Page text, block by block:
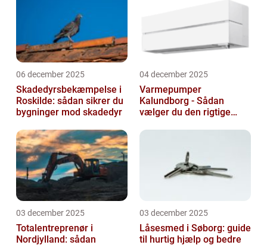
06 december 2025
Skadedyrsbekæmpelse i
Roskilde: sådan sikrer du
bygninger mod skadedyr
04 december 2025
Varmepumper
Kalundborg - Sådan
vælger du den rigtige
03 december 2025
Totalentreprenør i
Nordjylland: sådan
03 december 2025
Låsesmed i Søborg: guide
til hurtig hjælp og bedre